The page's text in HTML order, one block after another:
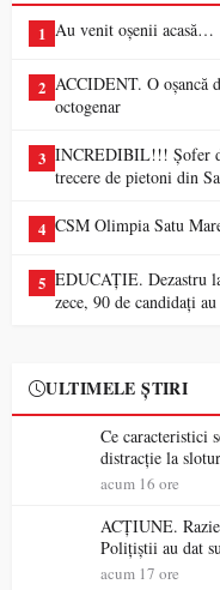
1 Au venit oșenii acasă…
2 ACCIDENT. O oșancă
octogenar
3 INCREDIBIL!!! Șofer
trecere de pietoni din
4 CSM Olimpia Satu
5 EDUCAȚIE. Dezastru
zece, 90 de candidați
ULTIMELE ȘTIRI
Ce caracteristici
distracție la
acum 16 ore
ACȚIUNE.
Polițiștii au dat
permis într-o
acum 17 ore